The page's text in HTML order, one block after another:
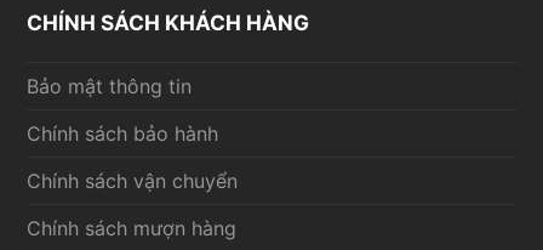
CHÍNH SÁCH KHÁCH HÀNG
Bảo mật thông tin
Chính sách bảo hành
Chính sách vận chuyển
Chính sách mượn hàng